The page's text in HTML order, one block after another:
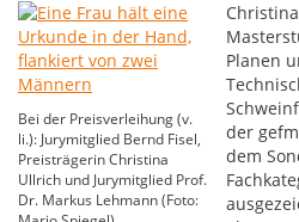
Bei der Preisverleihung (v.
li.): Jurymitglied Bernd Fisel,
Preisträgerin Christina
Ullrich und Jurymitglied Prof.
Dr. Markus Lehmann (Foto:
Planen
der
dem